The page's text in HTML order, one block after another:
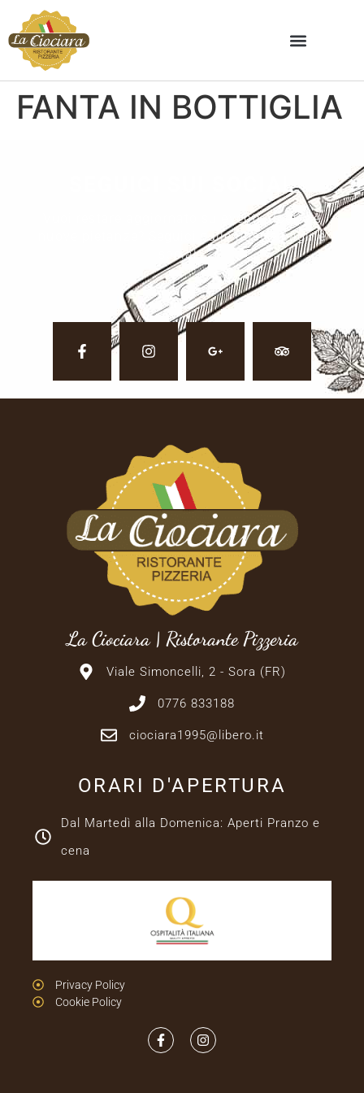
FANTA IN BOTTIGLIA
SEGUICI SUI SOCIAL
Vuoi restare aggiornato su eventi, ricette e
nuove pietanze? Seguici sulle nostre pagine
social.
La Ciociara | Ristorante Pizzeria
Viale Simoncelli, 2 - Sora (FR)
0776 833188
ciociara1995@libero.it
ORARI D'APERTURA
Dal Martedì alla Domenica: Aperti Pranzo e
cena
Privacy Policy
Cookie Policy